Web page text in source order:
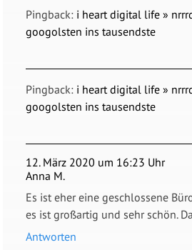
Pingback: i heart digital life »
googolsten ins tausendste
Pingback: i heart digital life »
googolsten ins tausendste
12. März 2020 um 16:23 Uhr
Anna M.
Es ist eher eine geschlossene
es ist großartig und sehr schön.
Antworten